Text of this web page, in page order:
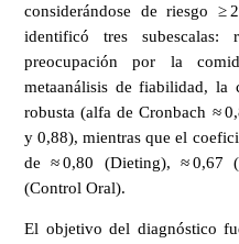
considerándose de riesgo ≥
identificó tres subescalas:
preocupación por la
metaanálisis de fiabilidad, la
robusta (alfa de Cronbach ≈
y 0,88), mientras que el
de ≈ 0,80 (Dieting), ≈ 0,67
(Control Oral).
El objetivo del diagnóstico